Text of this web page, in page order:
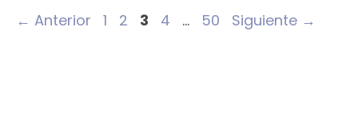
← Anterior Página
1 Página
2 Página
3 Página
4 … Página
50 Siguiente →